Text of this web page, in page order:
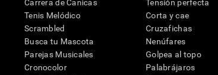
Carrera de Canicas
Tenis Melódico
Scrambled
Busca tu Mascota
Parejas Musicales
Cronocolor
Tensión perfecta
Corta y cae
Cruzafichas
Nenúfares
Golpea al topo
Palabrájaros